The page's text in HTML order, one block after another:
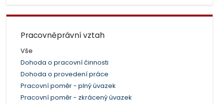
Pracovněprávní vztah
Vše
Dohoda o pracovní činnosti
Dohoda o provedení práce
Pracovní poměr - plný úvazek
Pracovní poměr - zkrácený úvazek